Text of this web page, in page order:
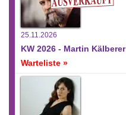
25.11.2026
KW 2026 - Martin Kälberer
Warteliste »